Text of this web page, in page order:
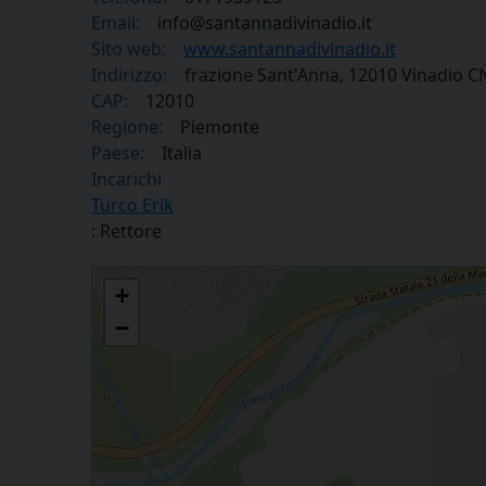
Email:
info@santannadivinadio.it
Sito web:
www.santannadivinadio.it
Indirizzo:
frazione Sant'Anna, 12010 Vinadio
CAP:
12010
Regione:
Piemonte
Paese:
Italia
Incarichi
Turco Erik
: Rettore
+
−